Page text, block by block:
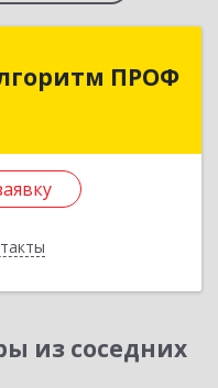
ПРОФ
ПРОФ
р-н, Арти
из соседних